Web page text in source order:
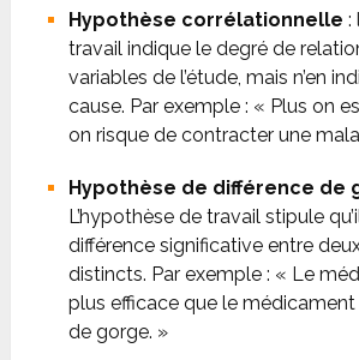
Hypothèse corrélationnelle :
travail indique le degré de
variables de l’étude, mais n’en
cause. Par exemple : « Plus on
on risque de contracter une
Hypothèse de différence de
L’hypothèse de travail stipule
différence significative entre
distincts. Par exemple : « Le
plus efficace que le
de gorge. »